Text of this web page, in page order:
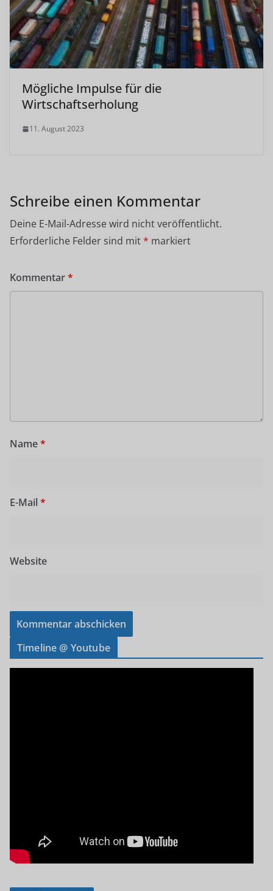
Mögliche Impulse für die
Wirtschaftserholung
11. August 2023
Schreibe einen Kommentar
Deine E-Mail-Adresse wird nicht veröffentlicht.
Erforderliche Felder sind mit* markiert
Kommentar*
Name*
E-Mail *
Website
Timeline @ Youtube